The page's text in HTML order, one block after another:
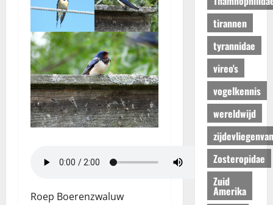
Roep Boerenzwaluw
tirannen
tyrannidae
vireo's
vogelkennis
wereldwijd
Zosteropidae
Zuid
Amerika